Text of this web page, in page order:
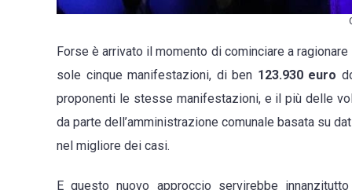
Forse è arrivato il momento di cominciare a
sole cinque manifestazioni, di ben 123.930 euro
proponenti le stesse manifestazioni, e il più delle
da parte dell’amministrazione comunale basata su
nel migliore dei casi.
E questo nuovo approccio servirebbe